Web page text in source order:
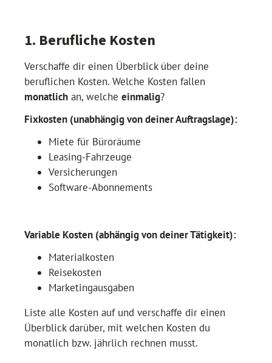
1. Berufliche Kosten
Verschaffe dir einen Überblick über deine
beruflichen Kosten. Welche Kosten fallen
monatlich an, welche einmalig?
Fixkosten (unabhängig von deiner Auftragslage):
Miete für Büroräume
Leasing-Fahrzeuge
Versicherungen
Software-Abonnements
Variable Kosten (abhängig von deiner Tätigkeit):
Materialkosten
Reisekosten
Marketingausgaben
Liste alle Kosten auf und verschaffe dir einen
Überblick darüber, mit welchen Kosten du
monatlich bzw. jährlich rechnen musst.